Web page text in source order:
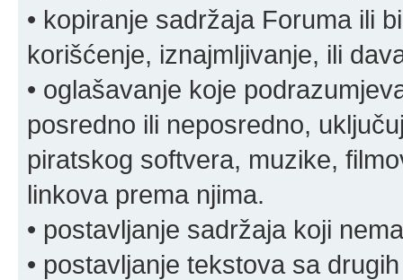
• kopiranje sadržaja Foruma ili
korišćenje, iznajmljivanje, ili
• oglašavanje koje
posredno ili neposredno,
piratskog softvera, muzike,
linkova prema njima.
• postavljanje sadržaja koji
• postavljanje tekstova sa